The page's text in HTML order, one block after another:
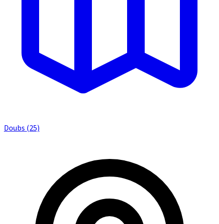
Doubs (25)